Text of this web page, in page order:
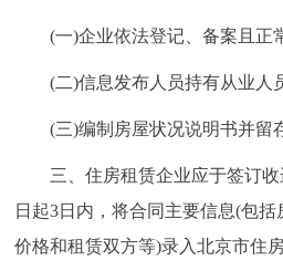
(一)企业依法登记、备案且正
(二)信息发布人员持有从业人
(三)编制房屋状况说明书并留存
三、住房租赁企业应于签订收
日起3日内，将合同主要信息(包括
价格和租赁双方等)录入北京市住